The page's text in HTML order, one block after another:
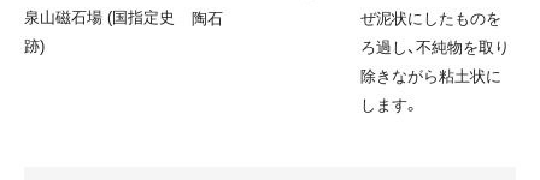
泉山磁石場 (国指定史
跡)
陶石
ぜ泥状にしたものを
ろ過し、不純物を取り
除きながら粘土状に
します。